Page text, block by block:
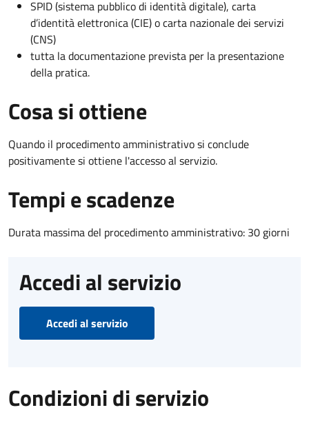
SPID (sistema pubblico di identità digitale), carta
d’identità elettronica (CIE) o carta nazionale dei servizi
(CNS)
tutta la documentazione prevista per la presentazione
della pratica.
Cosa si ottiene
Quando il procedimento amministrativo si conclude
positivamente si ottiene l'accesso al servizio.
Tempi e scadenze
Durata massima del procedimento amministrativo: 30 giorni
Accedi al servizio
Accedi al servizio
Condizioni di servizio